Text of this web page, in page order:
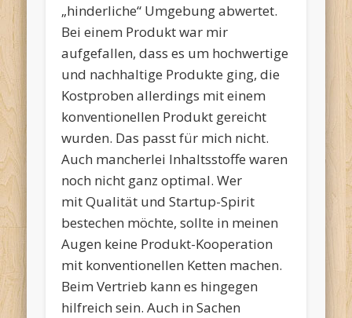
„hinderliche“ Umgebung abwertet.
Bei einem Produkt war mir
aufgefallen, dass es um hochwertige
und nachhaltige Produkte ging, die
Kostproben allerdings mit einem
konventionellen Produkt gereicht
wurden. Das passt für mich nicht.
Auch mancherlei Inhaltsstoffe waren
noch nicht ganz optimal. Wer
mit Qualität und Startup-Spirit
bestechen möchte, sollte in meinen
Augen keine Produkt-Kooperation
mit konventionellen Ketten machen.
Beim Vertrieb kann es hingegen
hilfreich sein. Auch in Sachen